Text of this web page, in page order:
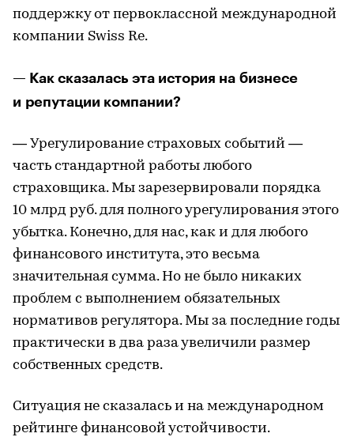
поддержку от первоклассной международной
компании Swiss Re.
— Как сказалась эта история на бизнесе
и репутации компании?
— Урегулирование страховых событий —
часть стандартной работы любого
страховщика. Мы зарезервировали порядка
10 млрд руб. для полного урегулирования этого
убытка. Конечно, для нас, как и для любого
финансового института, это весьма
значительная сумма. Но не было никаких
проблем с выполнением обязательных
нормативов регулятора. Мы за последние годы
практически в два раза увеличили размер
собственных средств.
Ситуация не сказалась и на международном
рейтинге финансовой устойчивости.